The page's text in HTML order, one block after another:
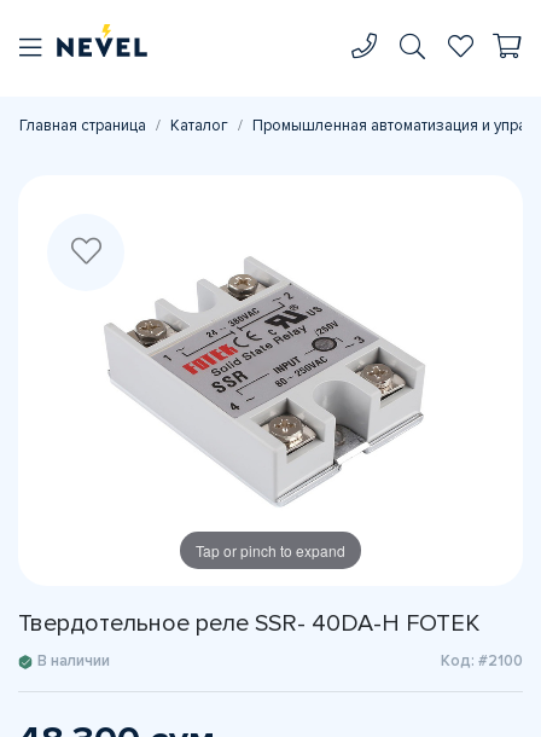
Главная страница Каталог Промышленная автоматизация и
Tap or pinch to expand
Твердотельное реле SSR- 40DA-H FOTEK
В наличии Код: #2100